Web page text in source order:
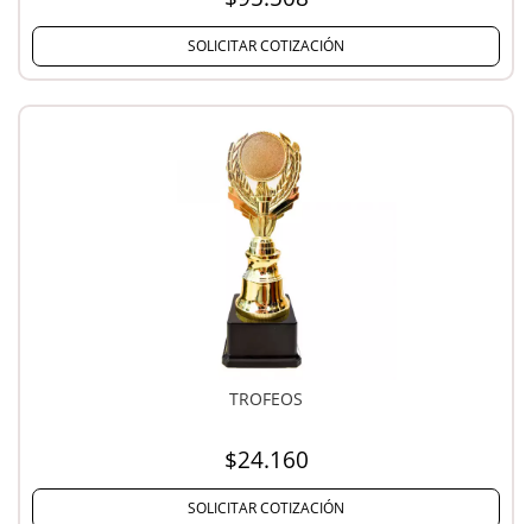
SOLICITAR COTIZACIÓN
TROFEOS
$24.160
SOLICITAR COTIZACIÓN